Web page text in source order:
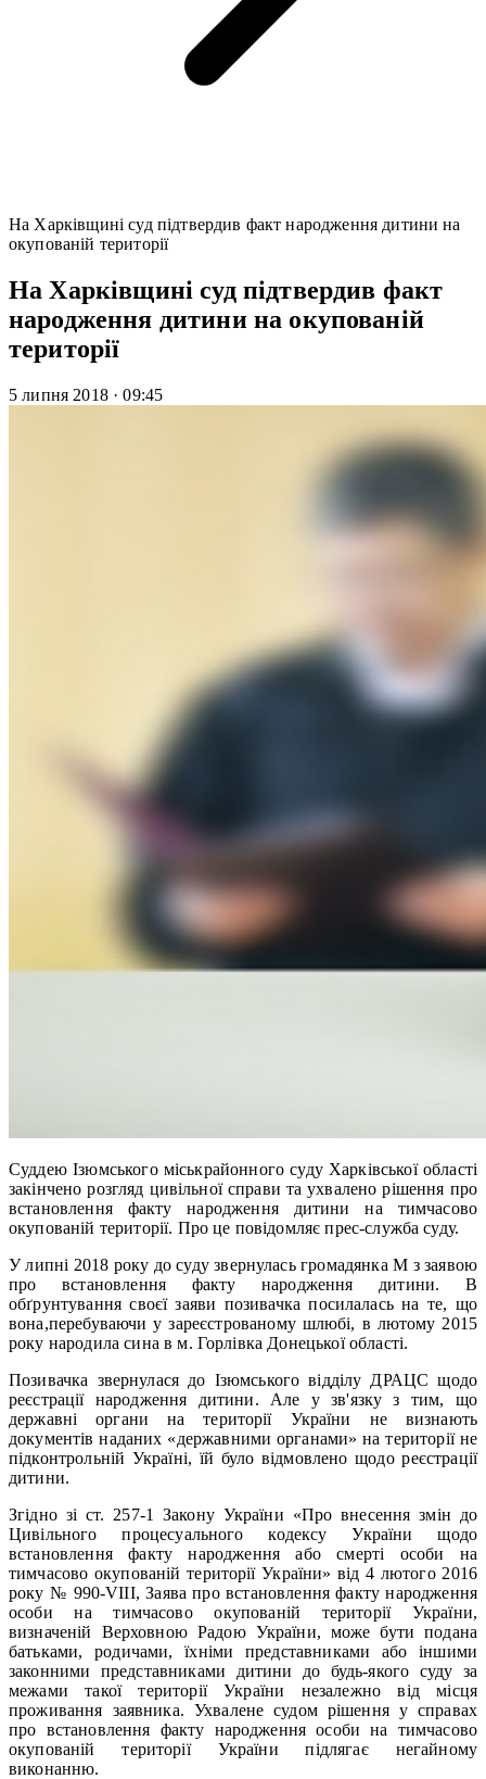
На Харківщині суд підтвердив факт народження дитини на
окупованій території
На Харківщині суд підтвердив факт
народження дитини на окупованій
території
5 липня 2018 · 09:45
Суддею Ізюмського міськрайонного суду Харківської області
закінчено розгляд цивільної справи та ухвалено рішення про
встановлення факту народження дитини на тимчасово
окупованій території. Про це повідомляє прес-служба суду.
У липні 2018 року до суду звернулась громадянка М з заявою
про встановлення факту народження дитини. В
обґрунтування своєї заяви позивачка посилалась на те, що
вона,перебуваючи у зареєстрованому шлюбі, в лютому 2015
року народила сина в м. Горлівка Донецької області.
Позивачка звернулася до Ізюмського відділу ДРАЦС щодо
реєстрації народження дитини. Але у зв'язку з тим, що
державні органи на території України не визнають
документів наданих «державними органами» на території не
підконтрольній Україні, їй було відмовлено щодо реєстрації
дитини.
Згідно зі ст. 257-1 Закону України «Про внесення змін до
Цивільного процесуального кодексу України щодо
встановлення факту народження або смерті особи на
тимчасово окупованій території України» від 4 лютого 2016
року № 990-VIII, Заява про встановлення факту народження
особи на тимчасово окупованій території України,
визначеній Верховною Радою України, може бути подана
батьками, родичами, їхніми представниками або іншими
законними представниками дитини до будь-якого суду за
межами такої території України незалежно від місця
проживання заявника. Ухвалене судом рішення у справах
про встановлення факту народження особи на тимчасово
окупованій території України підлягає негайному
виконанню.